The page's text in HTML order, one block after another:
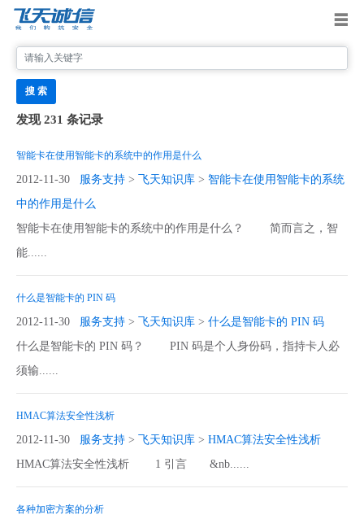
搜 索
发现 231 条记录
智能卡在使用智能卡的系统中的作用是什么
2012-11-30 服务支持 > 飞天知识库 > 智能卡在使用智能卡的系统
中的作用是什么
智能卡在使用智能卡的系统中的作用是什么？ 简而言之，智
能......
什么是智能卡的 PIN 码
2012-11-30 服务支持 > 飞天知识库 > 什么是智能卡的 PIN 码
什么是智能卡的 PIN 码？ PIN 码是个人身份码，指持卡人必
须输......
HMAC算法安全性浅析
2012-11-30 服务支持 > 飞天知识库 > HMAC算法安全性浅析
HMAC算法安全性浅析 1 引言 &nb......
各种加密方案的分析